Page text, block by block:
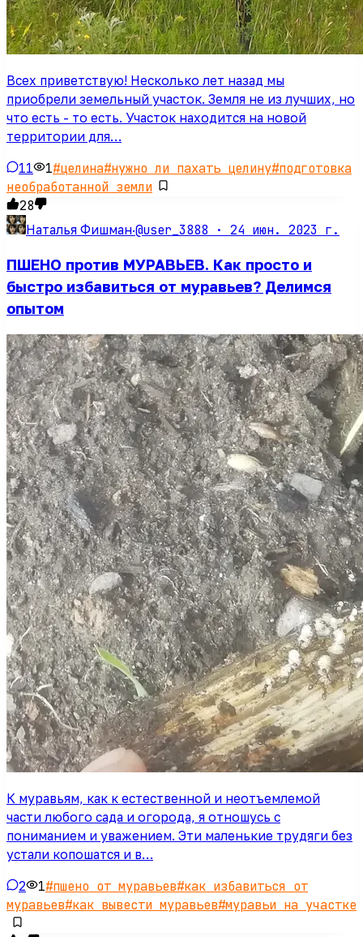
Всех приветствую! Несколько лет назад мы
приобрели земельный участок. Земля не из лучших, но
что есть - то есть. Участок находится на новой
территории для…
11 1#целина#нужно ли пахать целину#подготовка
необработанной земли
28
Наталья Фишман·@user_3888 · 24 июн. 2023 г.
ПШЕНО против МУРАВЬЕВ. Как просто и
быстро избавиться от муравьев? Делимся
опытом
К муравьям, как к естественной и неотъемлемой
части любого сада и огорода, я отношусь с
пониманием и уважением. Эти маленькие трудяги без
устали копошатся и в…
2 1#пшено от муравьев#как избавиться от
муравьев#как вывести муравьев#муравьи на участке